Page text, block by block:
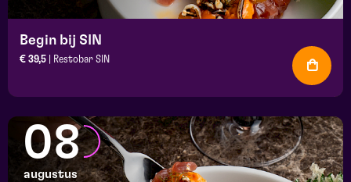
Begin bij SIN
€ 39,5 | Restobar SIN
08
augustus